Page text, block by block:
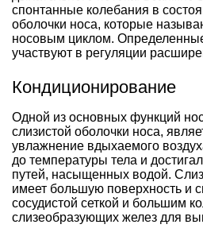
спонтанные колебания в
оболочки носа, которые
носовым циклом.
участвуют в регуляции
Кондиционирование
Одной из основных функций
слизистой оболочки носа,
увлажнение вдыхаемого
до температуры тела и
путей, насыщенных водой.
имеет большую поверхность и
сосудистой сеткой и большим
слизеобразующих желез для